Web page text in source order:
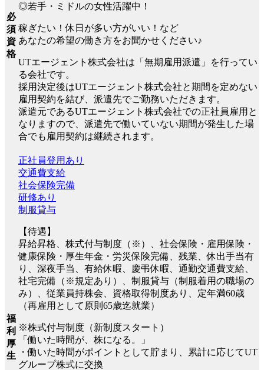
必
須
資
格
◎若手・ミドルの女性活躍中！
稼ぎたい！休日が多い方がいい！など
あなたの希望の働き方をお聞かせください♪
UTエージェント株式会社は「無期雇用派遣」を行ってい
る会社です。
採用決定後はUTエージェント株式会社と期間を定めない
雇用契約を結び、派遣先でご勤務いただきます。
派遣元であるUTエージェント株式会社での正社員雇用と
なりますので、派遣先で働いていない期間が発生した場
合でも雇用契約は継続されます。
福
利
厚
生
正社員登用あり
交通費支給
社会保険完備
研修あり
制服貸与
【待遇】
昇給昇格、株式付与制度（※）、社会保険・雇用保険・
健康保険・厚生年金・労災保険完備、残業、休出手当有
り、深夜手当、有給休暇、慶弔休暇、通勤交通費支給、
社宅完備（※規定あり）、制服貸与（制服着用の職場の
み）、従業員持株会、資格取得制度あり、定年満60歳
（再雇用として原則65歳迄就業）
※株式付与制度（新制度スタート）
「働いた時間が、株になる。」
・働いた時間がポイントとして貯まり、累計に応じてUT
グループ株式に交換